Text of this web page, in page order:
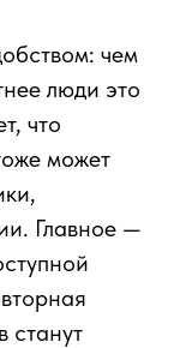
чем
люди это
что
может
Главное —
станут